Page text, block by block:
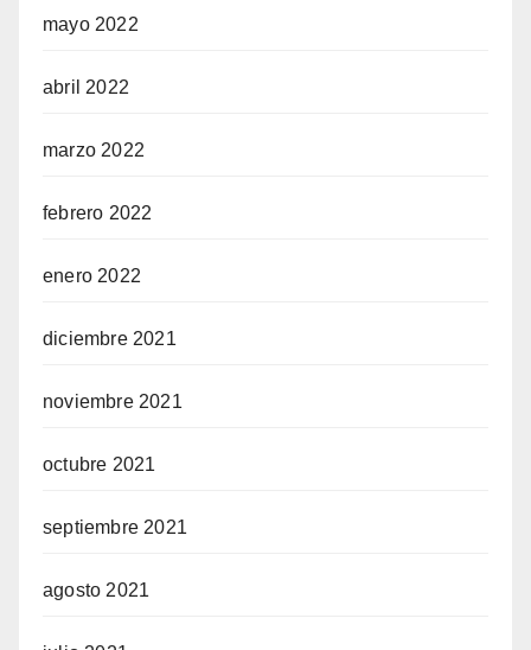
mayo 2022
abril 2022
marzo 2022
febrero 2022
enero 2022
diciembre 2021
noviembre 2021
octubre 2021
septiembre 2021
agosto 2021